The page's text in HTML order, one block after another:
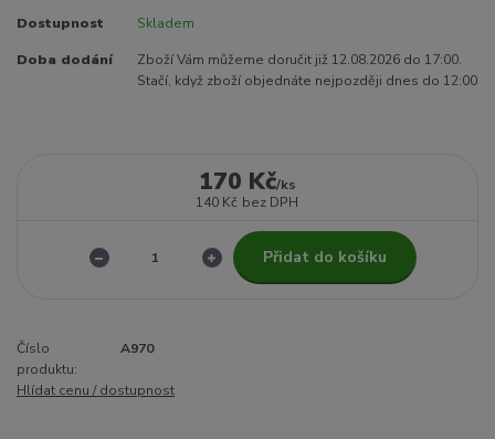
Dostupnost Skladem
Doba dodání
Zboží Vám můžeme doručit již 12.08.2026 do 17:00.
Stačí, když zboží objednáte nejpozději dnes do 12:00
170 Kč/ks
140 Kč bez DPH
Přidat do košíku
Číslo
produktu:
A970
Hlídat cenu / dostupnost